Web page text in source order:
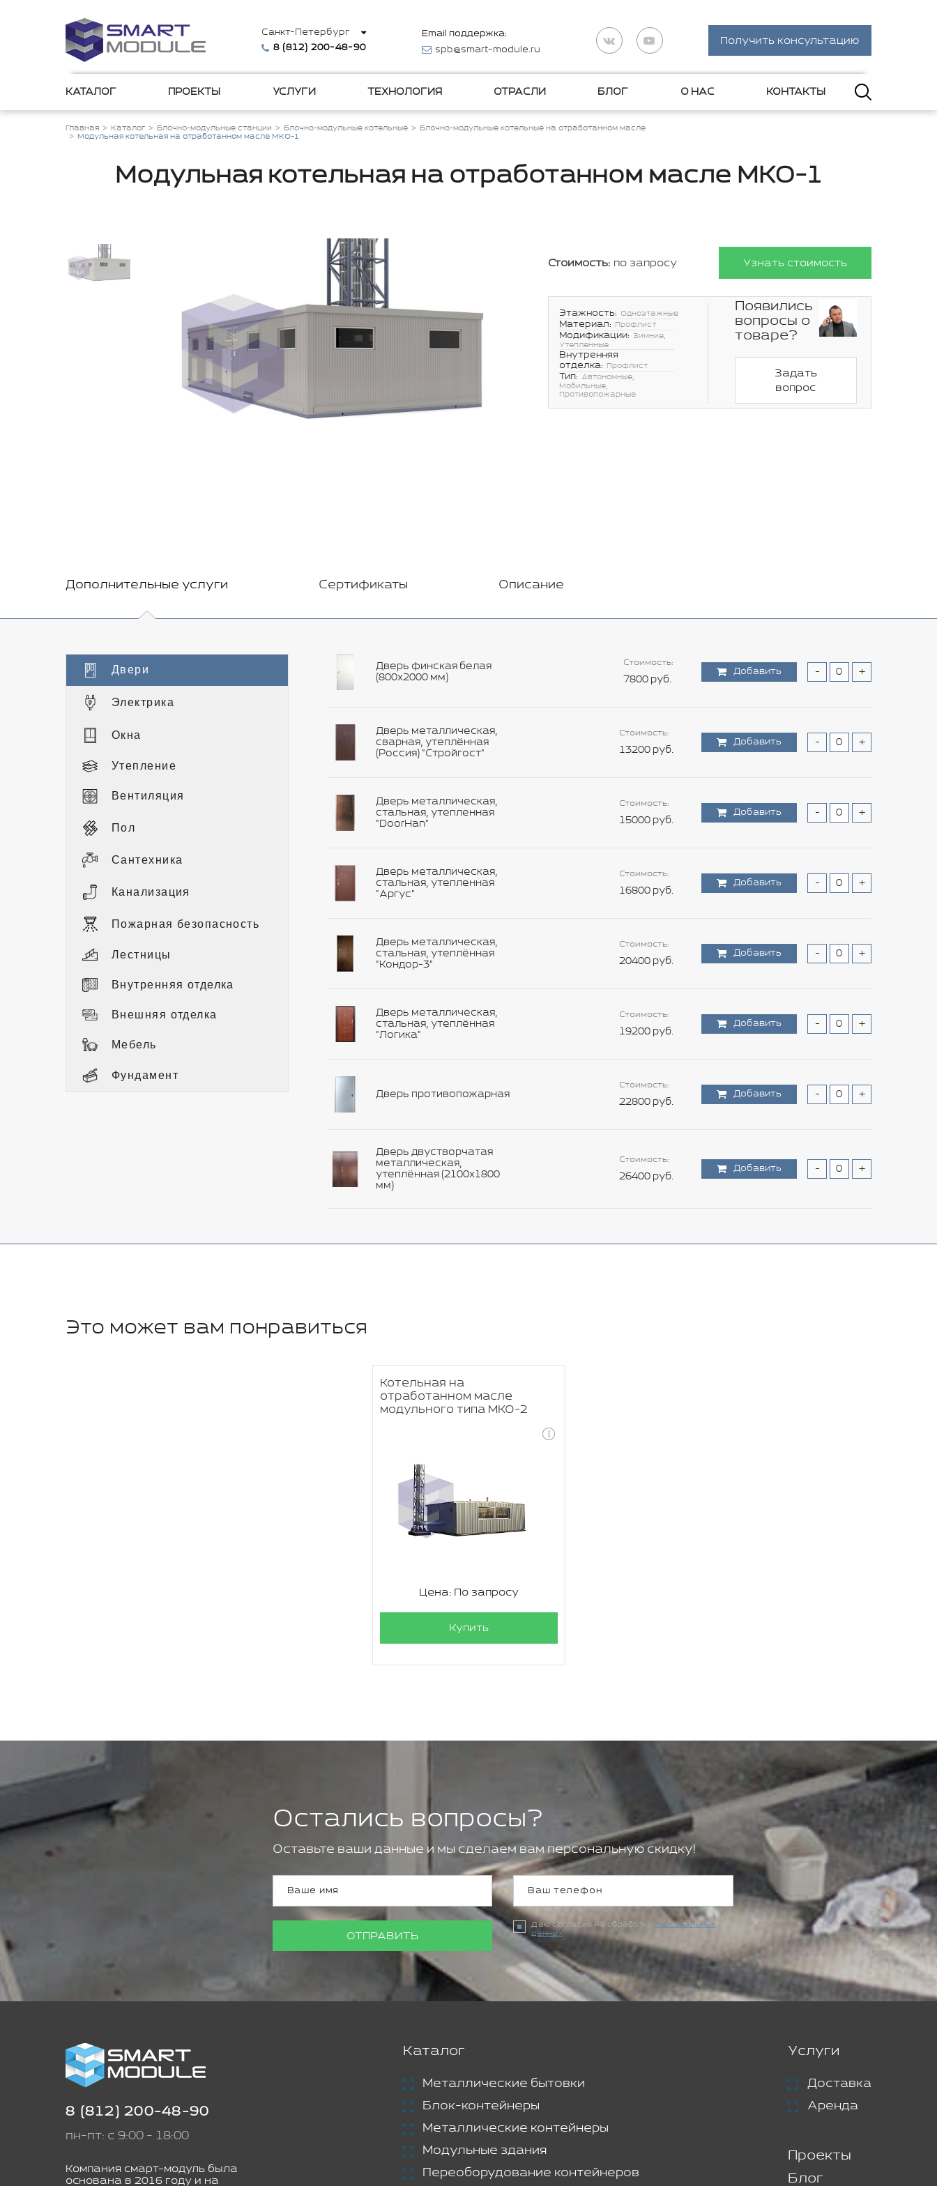
Санкт-Петербург
8 (812) 200-48-90
Email поддержка:
spb@smart-module.ru
Получить консультацию
КАТАЛОГ ПРОЕКТЫ УСЛУГИ ТЕХНОЛОГИЯ ОТРАСЛИ БЛОГ О НАС КОНТАКТЫ
Главная Каталог Блочно-модульные станции Блочно-модульные котельные
Блочно-модульные котельные на отработанном масле
Модульная котельная на отработанном масле МКО-1
Модульная котельная на отработанном масле МКО-1
Стоимость: по запросу Узнать стоимость
Этажность: Одноэтажные
Материал: Профлист
Модификации: Зимние,
Утепленные
Внутренняя
отделка: Профлист
Тип: Автономные,
Мобильные,
Противопожарные
Появились
вопросы о
товаре?
Задать
вопрос
Дополнительные услуги Сертификаты Описание
Двери
Электрика
Окна
Утепление
Вентиляция
Пол
Сантехника
Канализация
Пожарная безопасность
Лестницы
Внутренняя отделка
Внешняя отделка
Мебель
Фундамент
Дверь финская белая
(800х2000 мм)
Стоимость:
7800 руб.
Добавить - +
Дверь металлическая,
сварная, утеплённая
(Россия) "Стройгост"
Стоимость:
13200 руб.
Добавить - +
Дверь металлическая,
стальная, утепленная
"DoorHan"
Стоимость:
15000 руб.
Добавить - +
Дверь металлическая,
стальная, утепленная
"Аргус"
Стоимость:
16800 руб.
Добавить - +
Дверь металлическая,
стальная, утеплённая
"Кондор-3"
Стоимость:
20400 руб.
Добавить - +
Дверь металлическая,
стальная, утеплённая
"Логика"
Стоимость:
19200 руб.
Добавить - +
Дверь противопожарная
Стоимость:
22800 руб.
Добавить - +
Дверь двустворчатая
металлическая,
утеплённая (2100х1800
мм)
Стоимость:
26400 руб.
Добавить - +
Это может вам понравиться
Котельная на
отработанном масле
модульного типа МКО-2
Цена: По запросу
Купить
Остались вопросы?
Оставьте ваши данные и мы сделаем вам персональную скидку!
ОТПРАВИТЬ
Даю согласие на обработку персональных
данных
8 (812) 200-48-90
пн-пт: с 9:00 - 18:00
Компания смарт-модуль была
основана в 2016 году и на
Каталог
Металлические бытовки
Блок-контейнеры
Металлические контейнеры
Модульные здания
Переоборудование контейнеров
Услуги
Доставка
Аренда
Проекты
Блог